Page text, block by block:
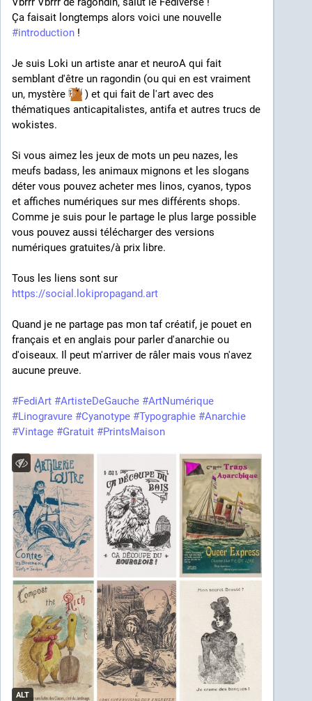
#introduction !
Je suis Loki un artiste anar et neuroA qui fait
semblant d'être un ragondin (ou qui en est vraiment
un, mystère
) et qui fait de l'art avec des
thématiques anticapitalistes, antifa et autres trucs de
wokistes.
Si vous aimez les jeux de mots un peu nazes, les
meufs badass, les animaux mignons et les slogans
déter vous pouvez acheter mes linos, cyanos, typos
et affiches numériques sur mes différents shops.
Comme je suis pour le partage le plus large possible
vous pouvez aussi télécharger des versions
numériques gratuites/à prix libre.
https://social.lokipropagand.art
Quand je ne partage pas mon taf créatif, je pouet en
français et en anglais pour parler d'anarchie ou
d'oiseaux. Il peut m'arriver de râler mais vous n'avez
aucune preuve.
#FediArt #ArtisteDeGauche #ArtNumérique
#Linogravure #Cyanotype #Typographie #Anarchie
#Vintage #Gratuit #PrintsMaison
ALT